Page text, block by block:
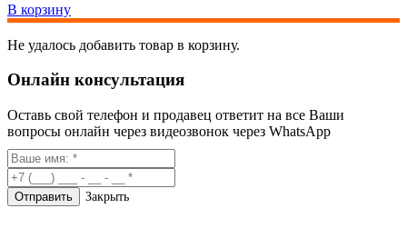
В корзину
Не удалось добавить товар в корзину.
Онлайн консультация
Оставь свой телефон и продавец ответит на все Ваши
вопросы онлайн через видеозвонок через WhatsApp
Закрыть